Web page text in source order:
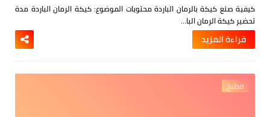
كيفية صنع كيكة بالرمان الباردةمحتويات الموضوع:كيكة الرمان الباردة مدة
تحضير كيكة الرمان البا…
قراءة المزيد
مطبخ